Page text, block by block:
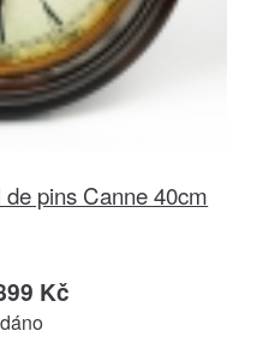
pins Canne 40cm
Kč